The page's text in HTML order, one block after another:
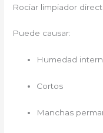
Rociar limpiador
Puede causar:
Humedad
Cortos
Manchas